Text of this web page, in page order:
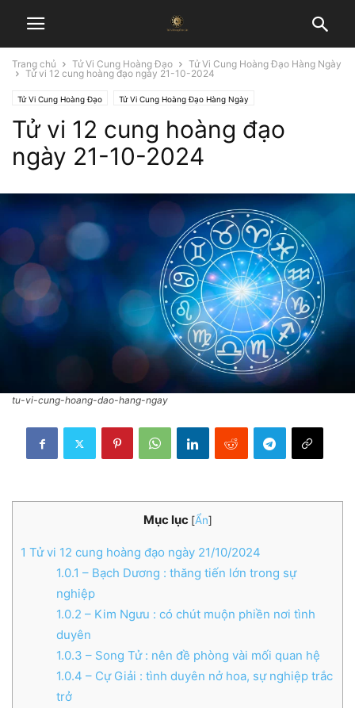
Trang chủ Tử Vi Cung Hoàng Đạo
Tử Vi Cung Hoàng Đạo Hàng Ngày
Tử vi 12 cung hoàng đạo ngày 21-10-2024
Tử Vi Cung Hoàng Đạo Tử Vi Cung Hoàng Đạo Hàng Ngày
Tử vi 12 cung hoàng đạo
ngày 21-10-2024
tu-vi-cung-hoang-dao-hang-ngay
Mục lục [Ẩn]
1 Tử vi 12 cung hoàng đạo ngày 21/10/2024
1.0.1 – Bạch Dương : thăng tiến lớn trong sự
nghiệp
1.0.2 – Kim Ngưu : có chút muộn phiền nơi tình
duyên
1.0.3 – Song Tử : nên đề phòng vài mối quan hệ
1.0.4 – Cự Giải : tình duyên nở hoa, sự nghiệp trắc
trở